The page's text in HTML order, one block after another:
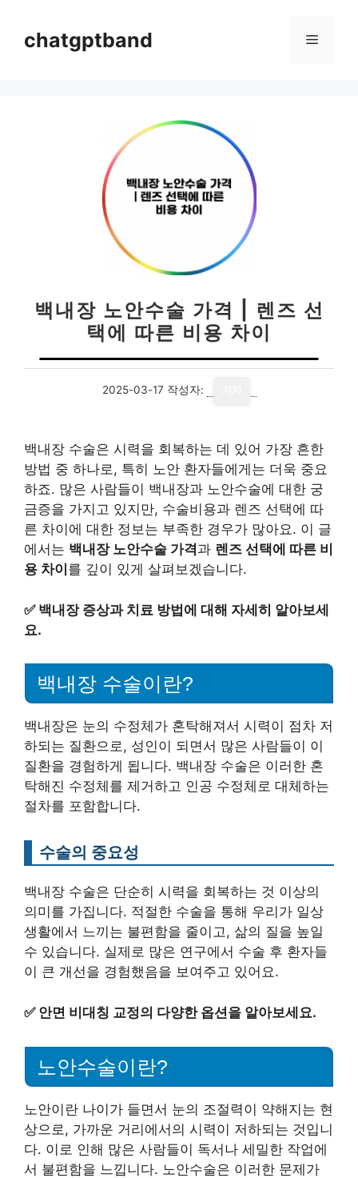
chatgptband 메
백내장 노안수술 가격 | 렌즈 선
택에 따른 비용 차이
2025-03-17 작성자:
백내장 수술은 시력을 회복하는 데 있어 가장 흔한
방법 중 하나로, 특히 노안 환자들에게는 더욱 중요
하죠. 많은 사람들이 백내장과 노안수술에 대한 궁
금증을 가지고 있지만, 수술비용과 렌즈 선택에 따
른 차이에 대한 정보는 부족한 경우가 많아요. 이 글
에서는 백내장 노안수술 가격과 렌즈 선택에 따른 비
용 차이 를 깊이 있게 살펴보겠습니다.
✅ 백내장 증상과 치료 방법에 대해 자세히 알아보세
요.
백내장 수술이란?
백내장은 눈의 수정체가 혼탁해져서 시력이 점차 저
하되는 질환으로, 성인이 되면서 많은 사람들이 이
질환을 경험하게 됩니다. 백내장 수술은 이러한 혼
탁해진 수정체를 제거하고 인공 수정체로 대체하는
절차를 포함합니다.
수술의 중요성
백내장 수술은 단순히 시력을 회복하는 것 이상의
의미를 가집니다. 적절한 수술을 통해 우리가 일상
생활에서 느끼는 불편함을 줄이고, 삶의 질을 높일
수 있습니다. 실제로 많은 연구에서 수술 후 환자들
이 큰 개선을 경험했음을 보여주고 있어요.
✅ 안면 비대칭 교정의 다양한 옵션을 알아보세요.
노안수술이란?
노안이란 나이가 들면서 눈의 조절력이 약해지는 현
상으로, 가까운 거리에서의 시력이 저하되는 것입니
다. 이로 인해 많은 사람들이 독서나 세밀한 작업에
서 불편함을 느낍니다. 노안수술은 이러한 문제가